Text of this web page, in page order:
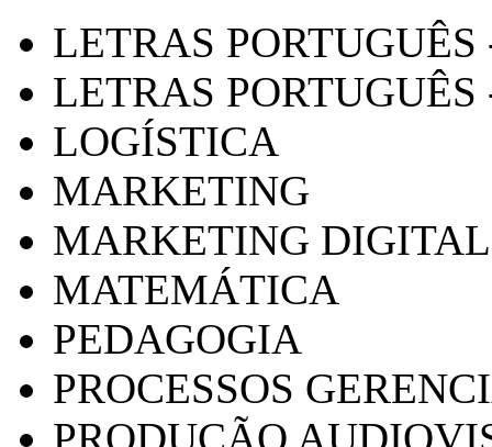
LETRAS
LETRAS PORTUGUÊS
LOGÍSTICA
MARKETING
MARKETING DIGITAL
MATEMÁTICA
PEDAGOGIA
PROCESSOS
PRODUÇÃO